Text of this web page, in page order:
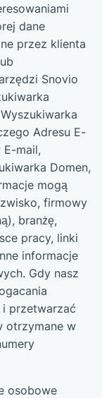
dane
przez klienta
Snovio
Adresu E-
E-mail,
Domen,
mogą
firmowy
branżę,
pracy, linki
informacje
Gdy nasz
i przetwarzać
otrzymane w
osobowe